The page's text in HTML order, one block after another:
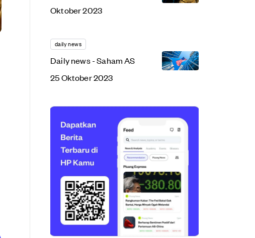
Oktober 2023
daily news
Daily news - Saham AS
25 Oktober 2023